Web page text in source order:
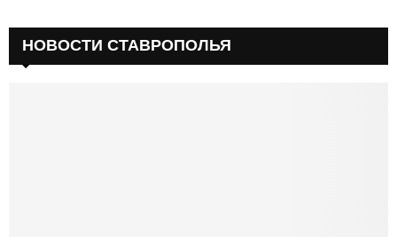
НОВОСТИ СТАВРОПОЛЬЯ